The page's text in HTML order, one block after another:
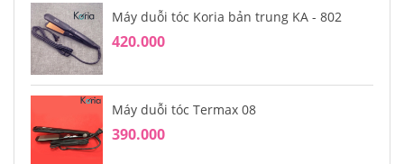
Máy duỗi tóc Koria bản trung KA - 802
420.000
Máy duỗi tóc Termax 08
390.000